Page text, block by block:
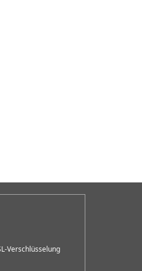
Verschlüsselung